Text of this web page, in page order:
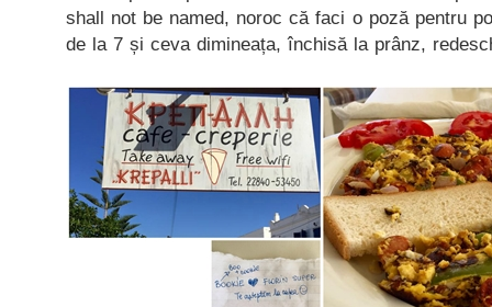
shall not be named, noroc că faci o poză pentru
de la 7 și ceva dimineața, închisă la prânz,